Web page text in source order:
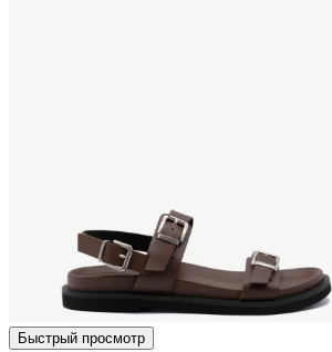
Быстрый просмотр